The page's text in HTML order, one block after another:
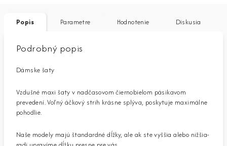
Popis Parametre Hodnotenie Diskusia
Podrobný popis
Dámske šaty
Vzdušné maxi šaty v nadčasovom čiernobielom pásikavom
prevedení. Voľný áčkový strih krásne splýva, poskytuje maximálne
pohodlie.
Naše modely majú štandardné dĺžky, ale ak ste vyššia alebo nižšia-